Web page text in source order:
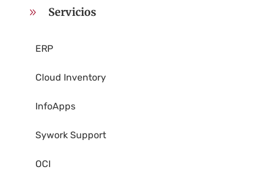
9 Servicios
ERP
Cloud Inventory
InfoApps
Sywork Support
OCI